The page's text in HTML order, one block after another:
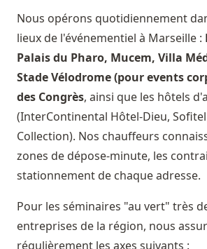
Nous opérons quotidiennement
lieux de l'événementiel à Marseille :
Palais du Pharo, Mucem, Villa
Stade Vélodrome (pour events
des Congrès, ainsi que les hôtels
(InterContinental Hôtel-Dieu,
Collection). Nos chauffeurs
zones de dépose-minute, les
stationnement de chaque adresse.
Pour les séminaires "au vert" très
entreprises de la région, nous
régulièrement les axes suivants :